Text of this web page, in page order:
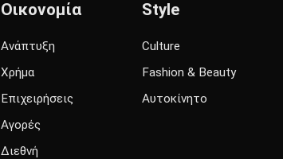
Οικονομία
Ανάπτυξη
Χρήμα
Επιχειρήσεις
Αγορές
Διεθνή
Style
Culture
Fashion & Beauty
Αυτοκίνητο